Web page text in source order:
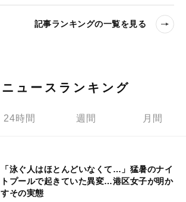
記事ランキングの一覧を見る
ニュースランキング
24時間 週間 月間
「泳ぐ人はほとんどいなくて…」猛暑のナイ
トプールで起きていた異変…港区女子が明か
すその実態